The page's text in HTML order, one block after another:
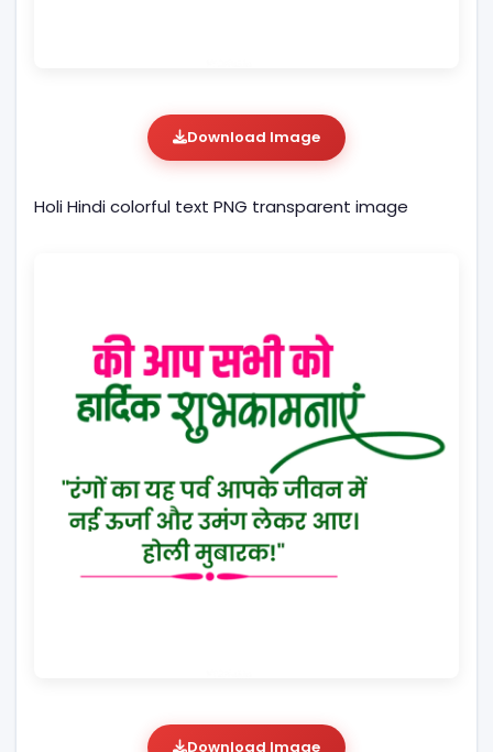
Download Image
Holi Hindi colorful text PNG transparent image
Download Image